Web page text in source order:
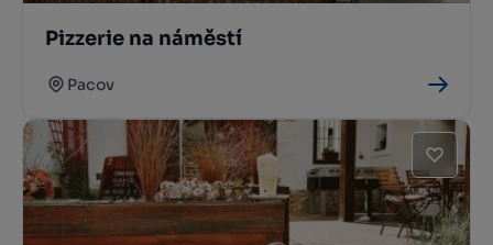
Pizzerie na náměstí
Pacov